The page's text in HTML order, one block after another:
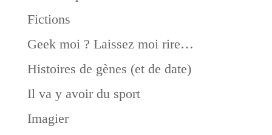
Fictions
Geek moi ? Laissez moi rire…
Histoires de gènes (et de date)
Il va y avoir du sport
Imagier